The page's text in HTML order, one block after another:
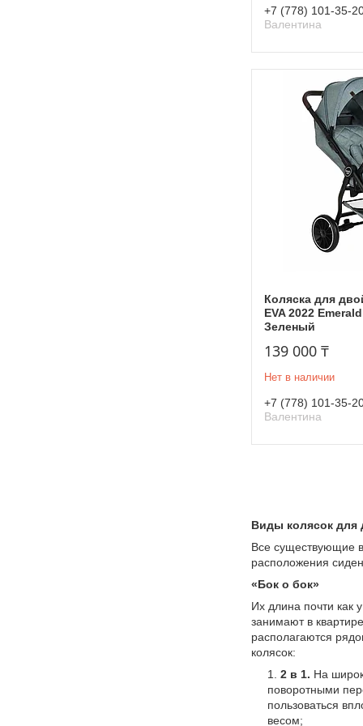
+7 (778) 101-35-
Валентина
Коляска для
EVA 2022
Зеленый
139 000 ₸
Нет в наличии
+7 (778) 101-35-
Валентина
Виды колясок для
Все существующие
расположения
«Бок о бок»
Их длина почти как
занимают в
располагаются
колясок:
2 в 1. На
поворотными
пользоваться
весом;